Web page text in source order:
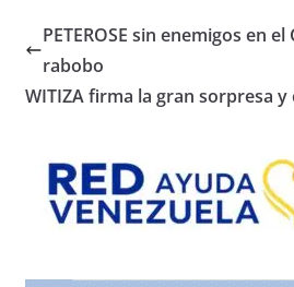
PETEROSE sin enemigos en
rabobo
WITIZA firma la gran sorpresa